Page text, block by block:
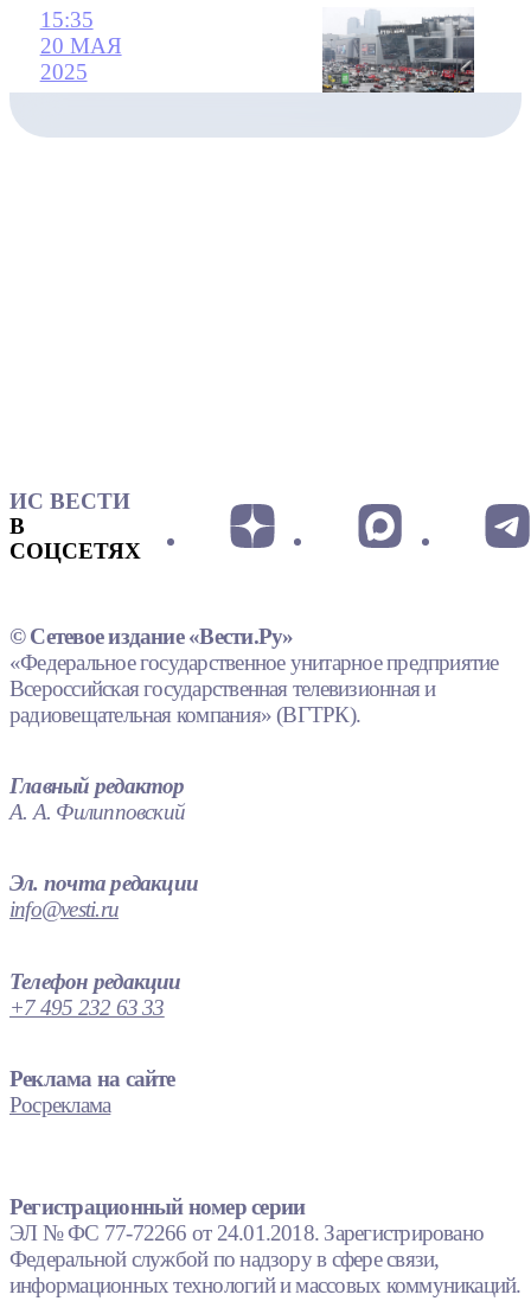
15:35
20 МАЯ
2025
ИС ВЕСТИ
В
СОЦСЕТЯХ
© Сетевое издание «Вести.Ру»
«Федеральное государственное унитарное предприятие
Всероссийская государственная телевизионная и
радиовещательная компания» (ВГТРК).
Главный редактор
А. А. Филипповский
Эл. почта редакции
info@vesti.ru
Телефон редакции
+7 495 232 63 33
Реклама на сайте
Росреклама
Регистрационный номер серии
ЭЛ № ФС 77-72266 от 24.01.2018. Зарегистрировано
Федеральной службой по надзору в сфере связи,
информационных технологий и массовых коммуникаций.